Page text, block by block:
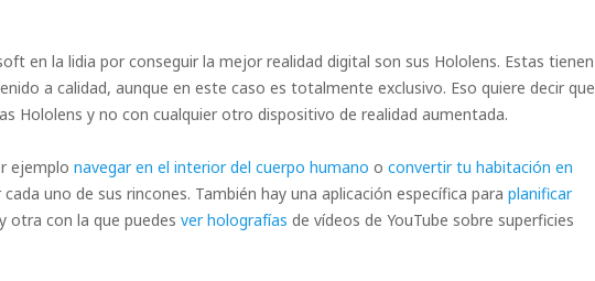
en la lidia por conseguir la mejor realidad digital son sus Hololens. Estas tienen
a calidad, aunque en este caso es totalmente exclusivo. Eso quiere decir que
Hololens y no con cualquier otro dispositivo de realidad aumentada.
ejemplo navegar en el interior del cuerpo humano o convertir tu habitación en
uno de sus rincones. También hay una aplicación específica para planificar
y otra con la que puedes ver holografías de vídeos de YouTube sobre superficies